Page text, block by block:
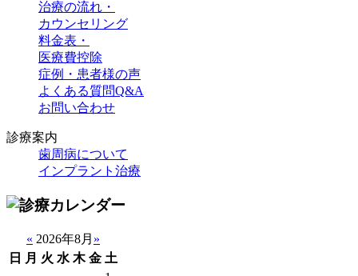
治療の流れ・
カウンセリング
料金表・
医療費控除
症例・患者様の声
よくある質問Q&A
お問い合わせ
診療案内
歯周病について
インプラント治療
« 2026年8月 »
日
月 火 水 木 金 土